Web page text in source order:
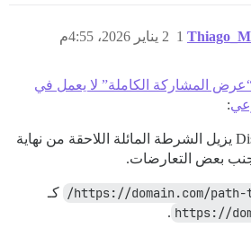
2 يناير 2026، 4:55م 1
المشاركة الكاملة” لا يعمل في
:
أن Discourse يزيل الشرطة المائلة اللاحقة من نهاية
https://domain.com/ كـ
https://
.